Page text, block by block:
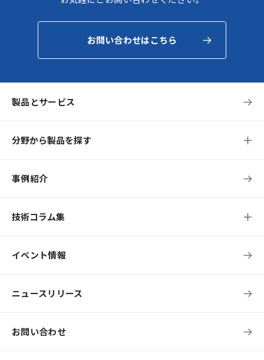
お問い合わせはこちら
製品とサービス
分野から製品を探す
事例紹介
技術コラム集
イベント情報
ニュースリリース
お問い合わせ